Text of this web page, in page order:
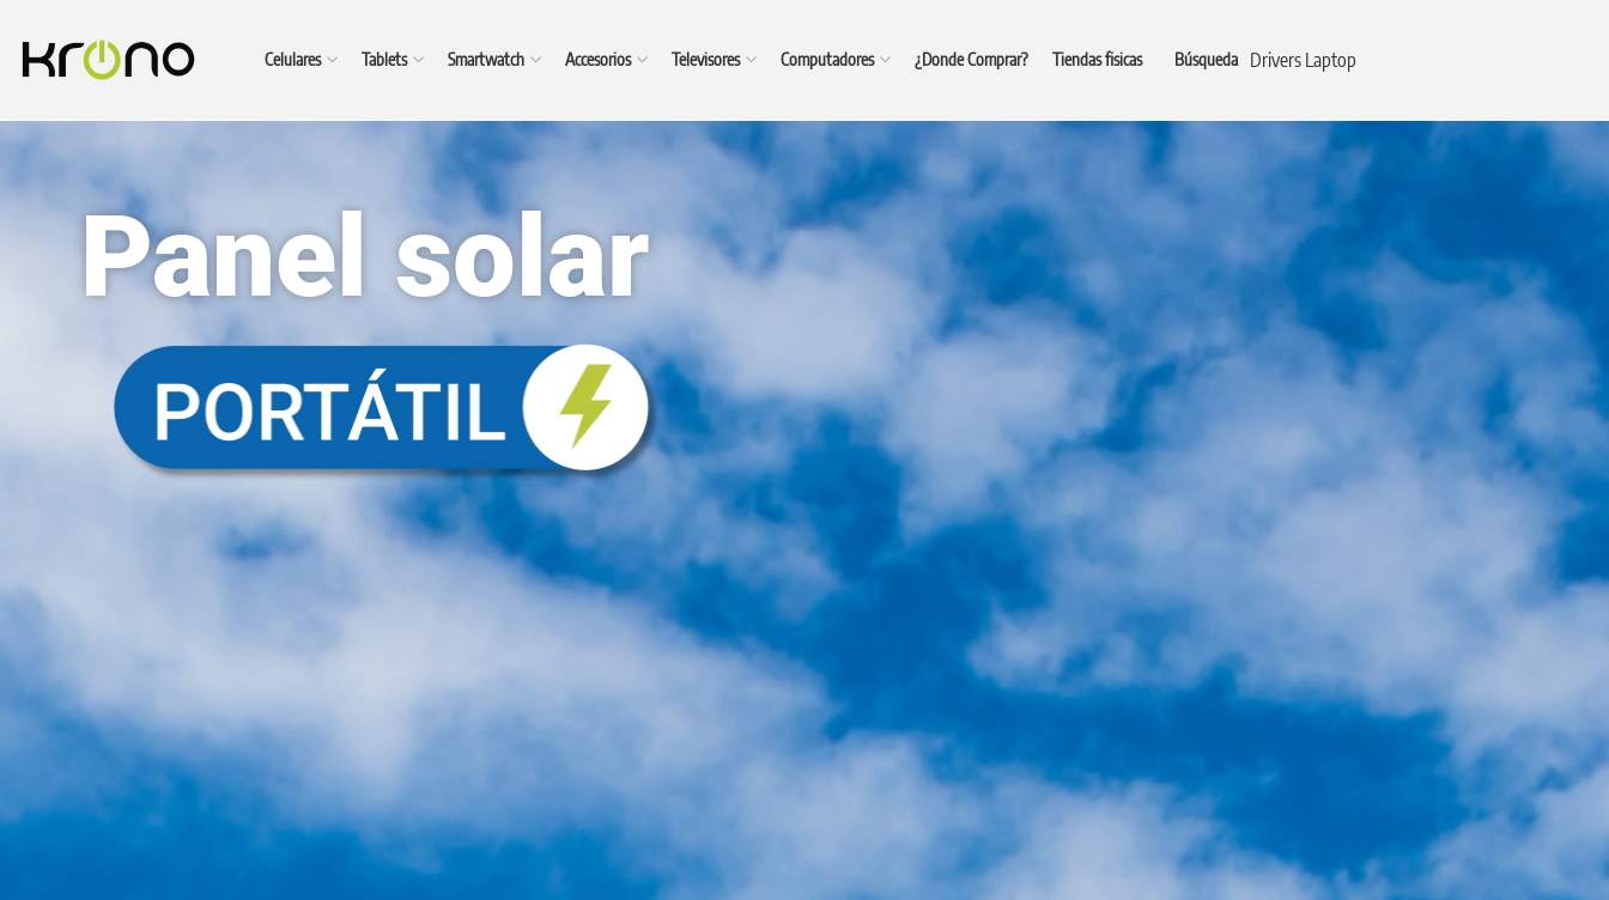
Celulares Tablets Smartwatch Accesorios Televisores Computadores ¿Donde Comprar? Tiendas fisicas Búsqueda Drivers Laptop
Panel solar